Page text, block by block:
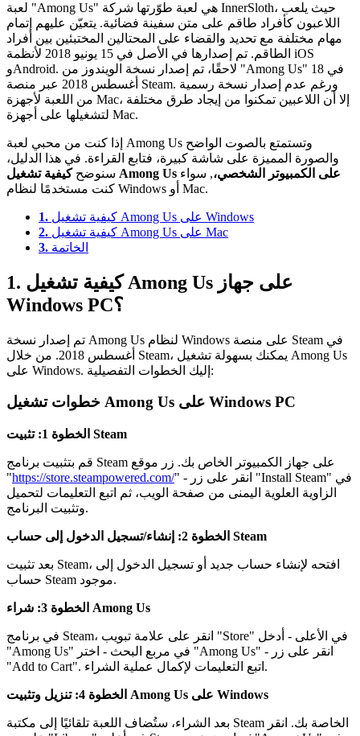
لعبة "Among Us" هي لعبة طوّرتها شركة InnerSloth، حيث يلعب
اللاعبون كأفراد طاقم على متن سفينة فضائية. يتعيّن عليهم إتمام
مهام مختلفة مع تحديد والقضاء على المحتالين المختبئين بين أفراد
الطاقم. تم إصدارها في الأصل في 15 يونيو 2018 لأنظمة iOS
وAndroid. لاحقًا، تم إصدار نسخة الويندوز من "Among Us" في 18
أغسطس 2018 عبر منصة Steam. ورغم عدم إصدار نسخة رسمية
من اللعبة لأجهزة Mac، إلا أن اللاعبين تمكنوا من إيجاد طرق مختلفة
لتشغيلها على أجهزة Mac.
إذا كنت من محبي لعبة Among Us وتستمتع بالصوت الواضح
والصورة المميزة على شاشة كبيرة، فتابع القراءة. في هذا الدليل،
سنوضح
كيفية تشغيل Among Us على الكمبيوتر الشخصي،, سواء
كنت مستخدمًا لنظام Windows أو Mac.
1.
كيفية تشغيل Among Us على Windows
2.
كيفية تشغيل Among Us على Mac
3. الخاتمة
1. كيفية تشغيل Among Us على جهاز
Windows PC؟
تم إصدار نسخة Among Us لنظام Windows على منصة Steam في
أغسطس 2018. من خلال Steam، يمكنك بسهولة تشغيل Among Us
على Windows. إليك الخطوات التفصيلية:
خطوات تشغيل Among Us على Windows PC
الخطوة 1: تثبيت Steam
قم بتثبيت برنامج Steam على جهاز الكمبيوتر الخاص بك. زر موقع
"https://store.steampowered.com/" - انقر على زر "Install Steam" في
الزاوية العلوية اليمنى من صفحة الويب، ثم اتبع التعليمات لتحميل
وتثبيت البرنامج.
الخطوة 2: إنشاء/تسجيل الدخول إلى حساب Steam
بعد تثبيت Steam، افتحه لإنشاء حساب جديد أو تسجيل الدخول إلى
حساب Steam موجود.
الخطوة 3: شراء Among Us
في برنامج Steam، انقر على علامة تبويب "Store" في الأعلى - أدخل
"Among Us" في مربع البحث - اختر "Among Us" - انقر على زر
"Add to Cart". اتبع التعليمات لإكمال عملية الشراء.
الخطوة 4: تنزيل وتثبيت Among Us على Windows
بعد الشراء، ستُضاف اللعبة تلقائيًا إلى مكتبة Steam الخاصة بك. انقر